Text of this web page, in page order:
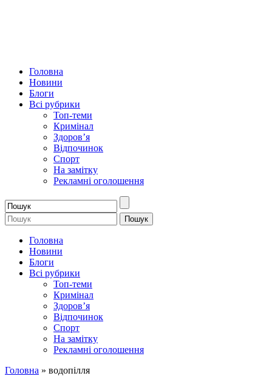
Головна
Новини
Блоги
Всі рубрики
Топ-теми
Кримінал
Здоров’я
Відпочинок
Спорт
На замітку
Рекламні оголошення
Головна
Новини
Блоги
Всі рубрики
Топ-теми
Кримінал
Здоров’я
Відпочинок
Спорт
На замітку
Рекламні оголошення
Головна » водопілля